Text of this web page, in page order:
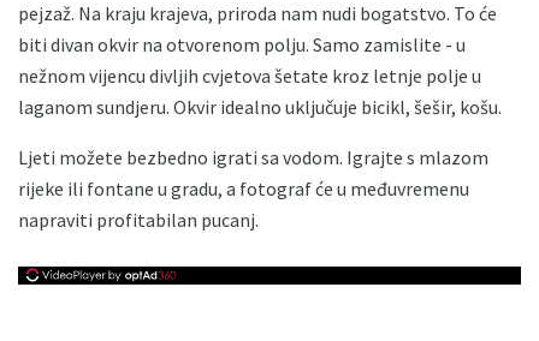
pejzaž. Na kraju krajeva, priroda nam nudi bogatstvo. To će
biti divan okvir na otvorenom polju. Samo zamislite - u
nežnom vijencu divljih cvjetova šetate kroz letnje polje u
laganom sundjeru. Okvir idealno uključuje bicikl, šešir, košu.
Ljeti možete bezbedno igrati sa vodom. Igrajte s mlazom
rijeke ili fontane u gradu, a fotograf će u međuvremenu
napraviti profitabilan pucanj.